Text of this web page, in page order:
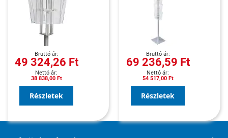
49 324,26 Ft
38 838,00 Ft
Részletek
69 236,59 Ft
54 517,00 Ft
Részletek